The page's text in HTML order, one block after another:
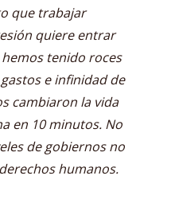
que trabajar
quiere entrar
tenido roces
e infinidad de
cambiaron la vida
en 10 minutos. No
de gobiernos no
humanos.